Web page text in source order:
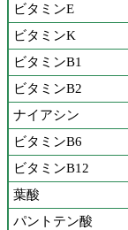
ビタミンE
ビタミンK
ビタミンB1
ビタミンB2
ナイアシン
ビタミンB6
ビタミンB12
葉酸
パントテン酸